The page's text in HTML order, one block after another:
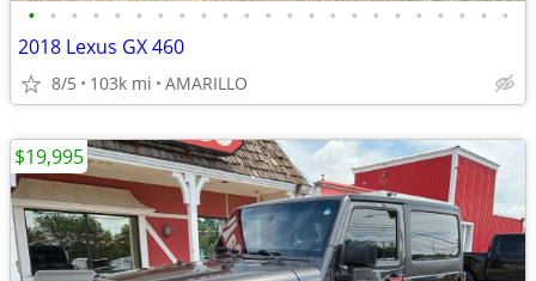
• • • • • • • • • • • • • • • • • • • • • • •
2018 Lexus GX 460
8/5 103k mi AMARILLO
$19,995